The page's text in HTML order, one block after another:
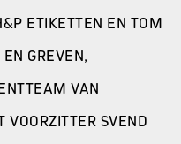
ETIKETTEN EN TOM
GREVEN,
VAN
VOORZITTER SVEND